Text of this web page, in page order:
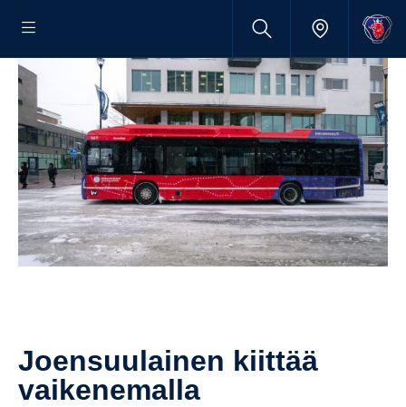
Joensuu­lainen kiittää
vaike­ne­malla